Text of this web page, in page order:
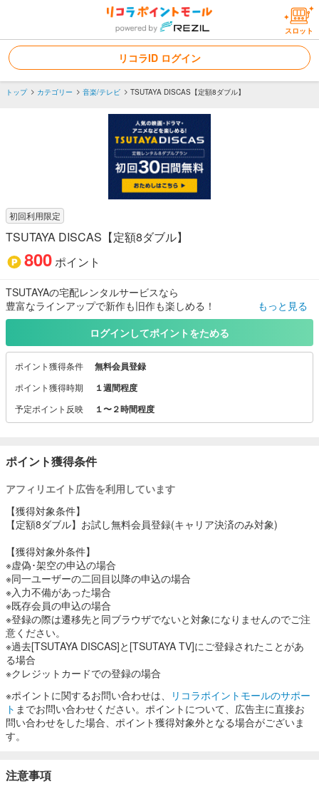
スロット
リコラID ログイン
トップ カテゴリー 音楽/テレビ TSUTAYA DISCAS【定額8ダブル】
初回利用限定
TSUTAYA DISCAS【定額8ダブル】
800ポイント
TSUTAYAの宅配レンタルサービスなら
豊富なラインアップで新作も旧作も楽しめる！
新規登録※1で30日間無料お試し！
本登録後は新作DVD8本までOK！
※2 旧作DVD・CD全品は借り放題！
※2枚レンタル中に、さらに2枚レンタルできます。
※2 30日間無料お試し期間中は、新作はレンタル対象外です。
※2022年10月2日以前に「TSUTAYA DISCAS」の定額プランの利用を
2022年10月3日以降、「TSUTAYA DISCAS」の定額プランを利用
していない方
定額8ダブルプラン
月額2,200円（税込）
下記決済対応
・ドコモ払い
・auかんたん決済
・ソフトバンクまとめ支払い
・ワイモバイル支払い
もっと見る
ログインしてポイントをためる
ポイント獲得条件 無料会員登録
ポイント獲得時期 １週間程度
予定ポイント反映 １〜２時間程度
ポイント獲得条件
アフィリエイト広告を利用しています
【獲得対象条件】
【定額8ダブル】お試し無料会員登録(キャリア決済のみ対象)
【獲得対象外条件】
※虚偽･架空の申込の場合
※同一ユーザーの二回目以降の申込の場合
※入力不備があった場合
※既存会員の申込の場合
※登録の際は遷移先と同ブラウザでないと対象になりませんのでご注
意ください。
※過去[TSUTAYA DISCAS]と[TSUTAYA TV]にご登録されたことがあ
る場合
※クレジットカードでの登録の場合
※ポイントに関するお問い合わせは、
リコラポイントモールのサポー
ト までお問い合わせください。ポイントについて、広告主に直接お
問い合わせをした場合、ポイント獲得対象外となる場合がございま
す。
注意事項